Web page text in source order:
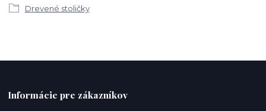
Drevené stoličky
Informácie pre zákazníkov